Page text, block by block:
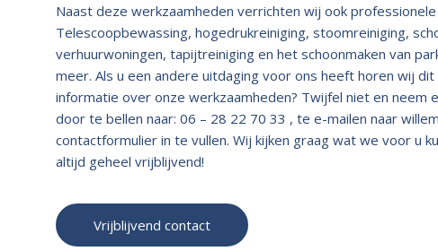
Naast deze werkzaamheden verrichten wij ook
Telescoopbewassing, hogedrukreiniging, stoomreiniging,
verhuurwoningen, tapijtreiniging en het schoonmaken van
meer. Als u een andere uitdaging voor ons heeft horen wij
informatie over onze werkzaamheden? Twijfel niet en neem
door te bellen naar: 06 – 28 22 70 33 , te e-mailen naar
contactformulier in te vullen. Wij kijken graag wat we voor u
altijd geheel vrijblijvend!
Vrijblijvend contact